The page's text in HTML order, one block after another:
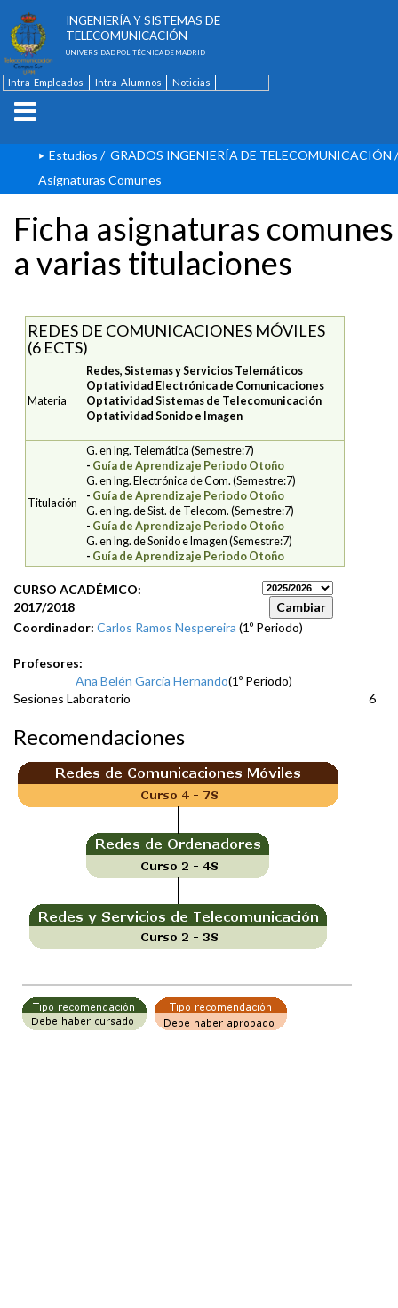
INGENIERÍA Y SISTEMAS DE
TELECOMUNICACIÓN
UNIVERSIDAD POLITÉCNICA DE MADRID
Intra-Empleados Intra-Alumnos
Noticias
Estudios / GRADOS INGENIERÍA DE TELECOMUNICACIÓN /
Asignaturas Comunes
Ficha asignaturas comunes
a varias titulaciones
REDES DE COMUNICACIONES MÓVILES
(6 ECTS)
Materia
Redes, Sistemas y Servicios Telemáticos
Optatividad Electrónica de Comunicaciones
Optatividad Sistemas de Telecomunicación
Optatividad Sonido e Imagen
Titulación
G. en Ing. Telemática (Semestre:7)
- Guía de Aprendizaje Periodo Otoño
G. en Ing. Electrónica de Com. (Semestre:7)
- Guía de Aprendizaje Periodo Otoño
G. en Ing. de Sist. de Telecom. (Semestre:7)
- Guía de Aprendizaje Periodo Otoño
G. en Ing. de Sonido e Imagen (Semestre:7)
- Guía de Aprendizaje Periodo Otoño
CURSO ACADÉMICO:
2017/2018
Coordinador: Carlos Ramos Nespereira (1º Periodo)
Profesores:
Ana Belén García Hernando(1º Periodo)
Sesiones Laboratorio
6
Recomendaciones